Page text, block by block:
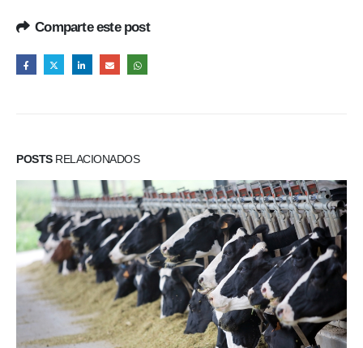
Comparte este post
POSTSRELACIONADOS